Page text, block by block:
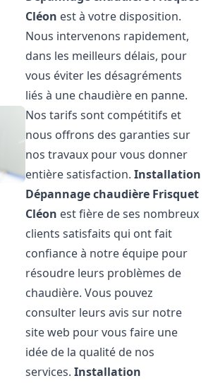
Cléon est à votre disposition.
Nous intervenons rapidement,
dans les meilleurs délais, pour
vous éviter les désagréments
liés à une chaudière en panne.
Nos tarifs sont compétitifs et
nous offrons des garanties sur
nos travaux pour vous donner
entière satisfaction.Installation
Dépannage chaudière Frisquet
Cléon est fière de ses nombreux
clients satisfaits qui ont fait
confiance à notre équipe pour
résoudre leurs problèmes de
chaudière. Vous pouvez
consulter leurs avis sur notre
site web pour vous faire une
idée de la qualité de nos
services.Installation